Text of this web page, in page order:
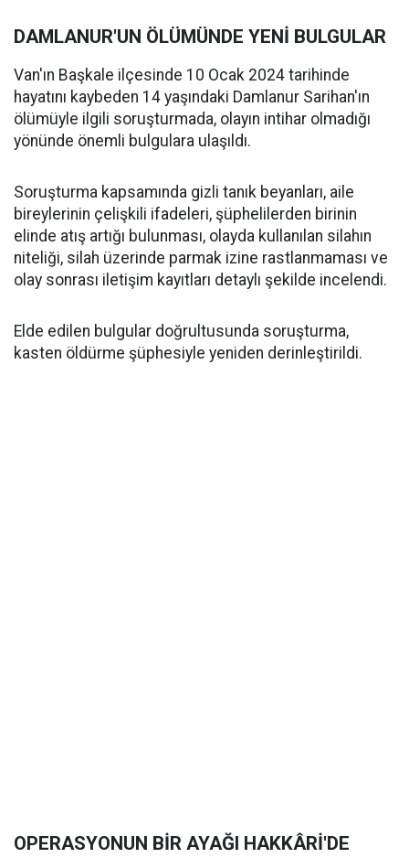
DAMLANUR'UN ÖLÜMÜNDE YENİ BULGULAR
Van'ın Başkale ilçesinde 10 Ocak 2024 tarihinde
hayatını kaybeden 14 yaşındaki Damlanur Sarihan'ın
ölümüyle ilgili soruşturmada, olayın intihar olmadığı
yönünde önemli bulgulara ulaşıldı.
Soruşturma kapsamında gizli tanık beyanları, aile
bireylerinin çelişkili ifadeleri, şüphelilerden birinin
elinde atış artığı bulunması, olayda kullanılan silahın
niteliği, silah üzerinde parmak izine rastlanmaması ve
olay sonrası iletişim kayıtları detaylı şekilde incelendi.
Elde edilen bulgular doğrultusunda soruşturma,
kasten öldürme şüphesiyle yeniden derinleştirildi.
OPERASYONUN BİR AYAĞI HAKKÂRİ'DE